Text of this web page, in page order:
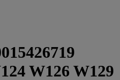
W126 W129